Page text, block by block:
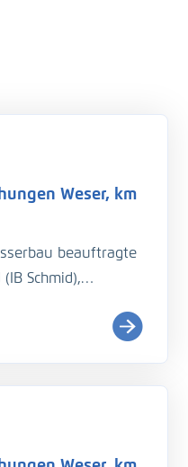
Weser, km
beauftragte
Schmid),
Je
und
und